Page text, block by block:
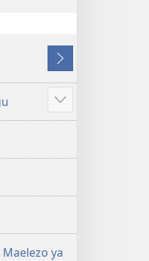
Inayofuata
Onyesha
zaidi
ya